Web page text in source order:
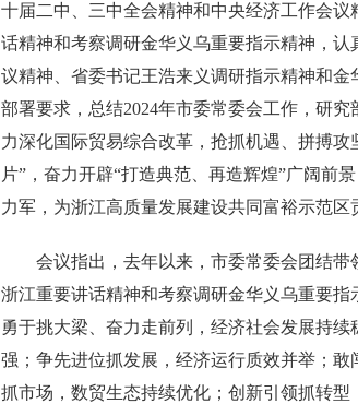
十届二中、三中全会精神和中央经济工作会
话精神和考察调研金华义乌重要指示精神，
议精神、省委书记王浩来义调研指示精神和
部署要求，总结2024年市委常委会工作，研
力深化国际贸易综合改革，抢抓机遇、拼搏
片”，奋力开辟“打造典范、再造辉煌”广阔前
力军，为浙江高质量发展建设共同富裕示范区
会议指出，去年以来，市委常委会团结带
浙江重要讲话精神和考察调研金华义乌重要指
勇于挑大梁、奋力走前列，经济社会发展持
强；争先进位抓发展，经济运行质效并举；
抓市场，数贸生态持续优化；创新引领抓转